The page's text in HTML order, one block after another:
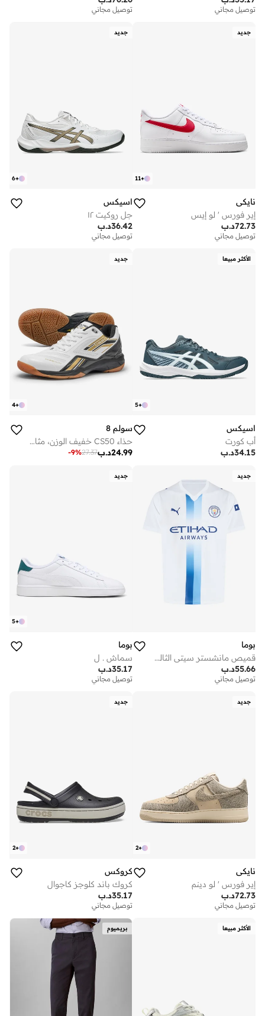
توصيل مجاني توصيل مجاني
جديد
+
11
نايكي
إير فورس ' لو إيس
د.ب72.73
توصيل مجاني
جديد
+
6
اسيكس
جل روكيت ١٢
د.ب36.42
توصيل مجاني
الأكثر مبيعا
+
5
اسيكس
أب كورت
د.ب34.15
جديد
+
4
سولم 8
حذاء CS50 خفيف الوزن، مثالي لرياضات البيكلبول والرياضات الداخلية | تنس الريشة، الإسكواش، الكرة الطائرة، وتنس الطاولة، بنعل مطاطي لا يترك علامات
د.ب24.99
27.37
-9%
جديد
بوما
قميص مانشستر سيتي الثالث الاحتياطي
د.ب55.66
توصيل مجاني
جديد
+
5
بوما
سماش . ل
د.ب35.17
توصيل مجاني
جديد
+
2
نايكي
إير فورس ' لو دينم
د.ب72.73
توصيل مجاني
جديد
+
2
كروكس
كروك باند كلوجز كاجوال
د.ب35.17
توصيل مجاني
الأكثر مبيعا بريميوم